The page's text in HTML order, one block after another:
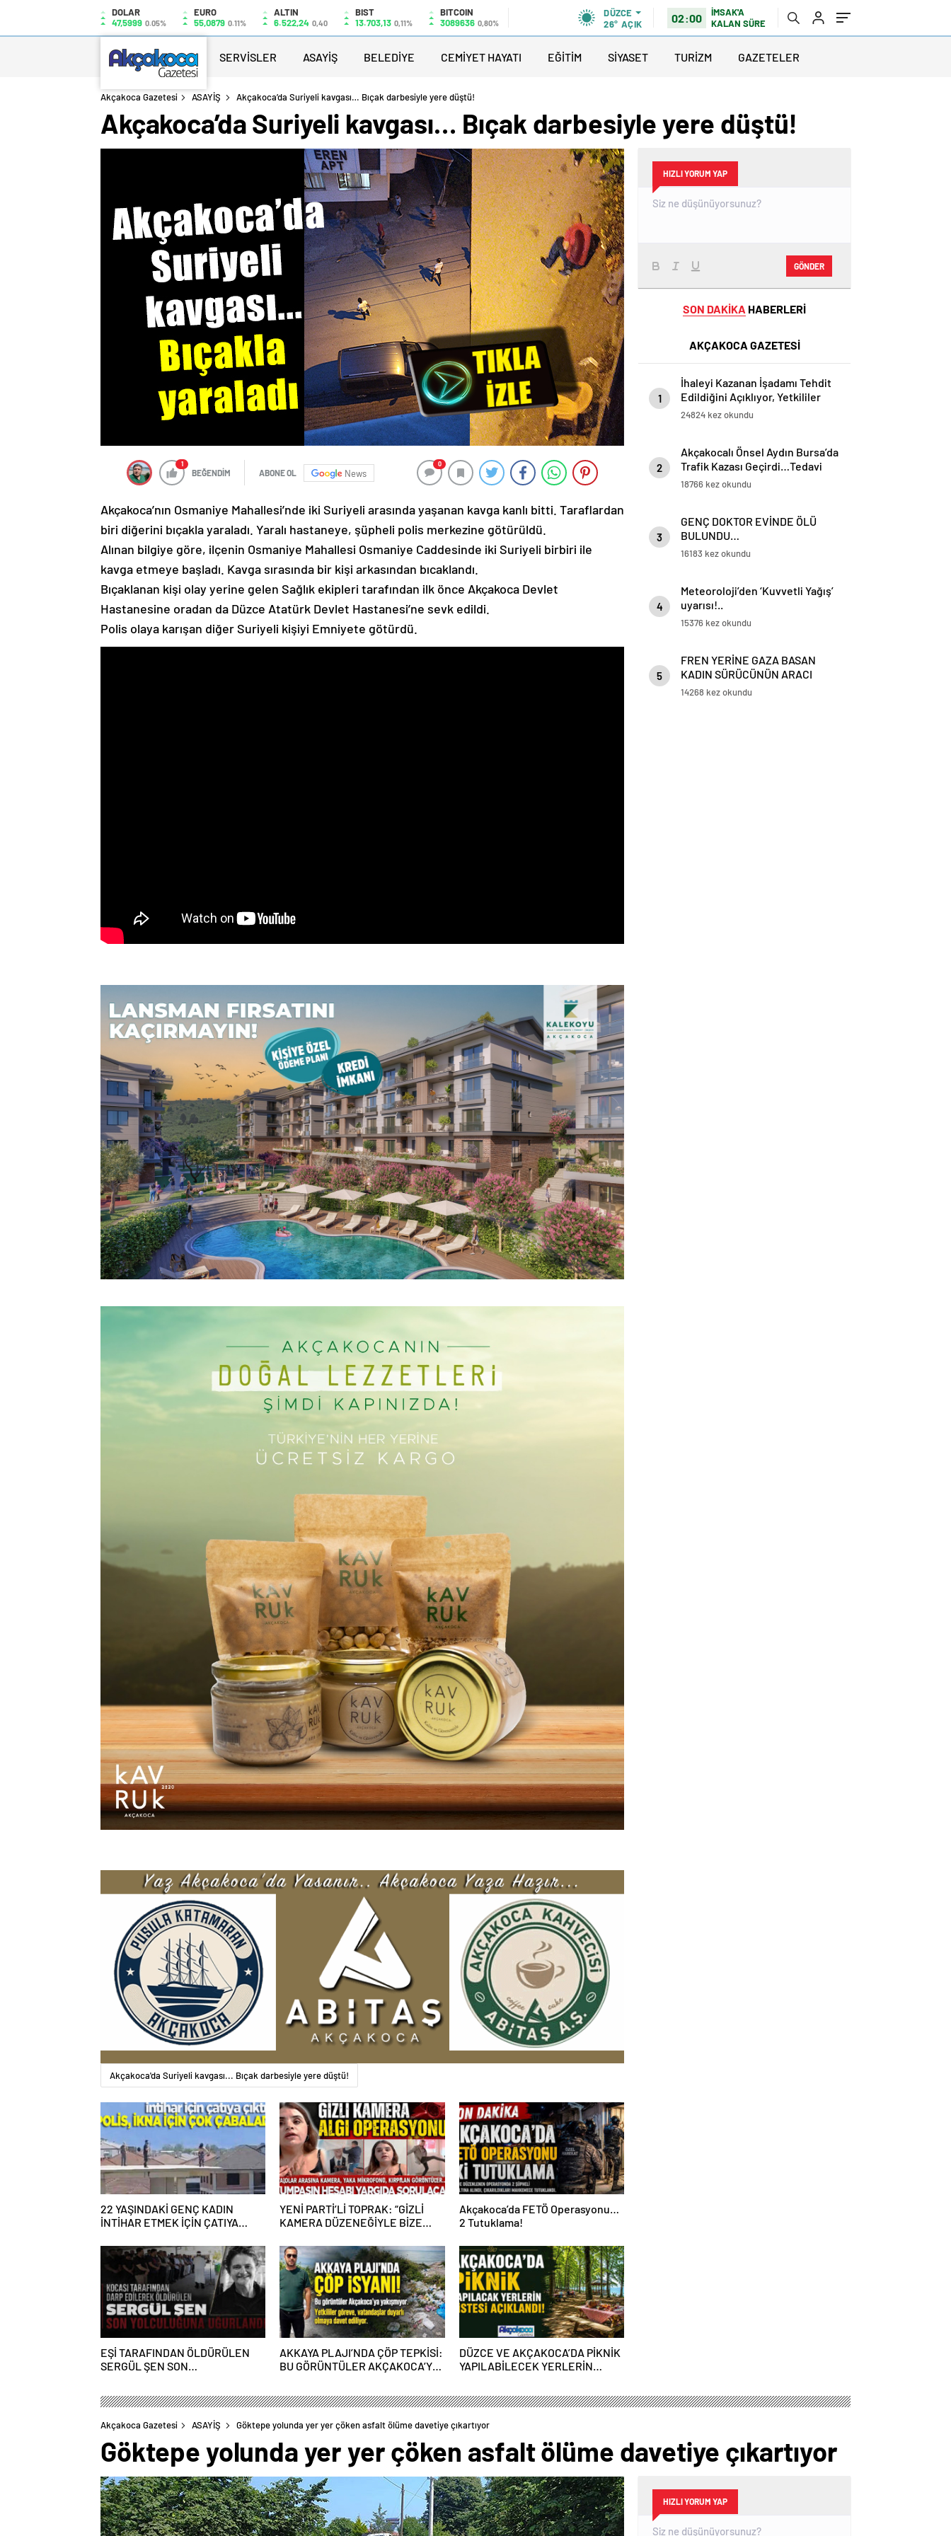
DOLAR
47,5999 0.05%
EURO
55,0879 0.11%
ALTIN
6.522,24 0,40
BIST
13.703,13 0,11%
BITCOIN
3089636 0,80%
DÜZCE
26° AÇIK 02:00
İMSAK'A
KALAN SÜRE
SERVİSLER ASAYİŞ BELEDİYE CEMİYET HAYATI EĞİTİM SİYASET TURİZM GAZETELER
Akçakoca Gazetesi ASAYİŞ Akçakoca’da Suriyeli kavgası… Bıçak darbesiyle yere düştü!
Akçakoca’da Suriyeli kavgası… Bıçak darbesiyle yere düştü!
1
BEĞENDİM ABONE OL News
0
Akçakoca’nın Osmaniye Mahallesi’nde iki Suriyeli arasında yaşanan kavga kanlı bitti. Taraflardan
biri diğerini bıçakla yaraladı. Yaralı hastaneye, şüpheli polis merkezine götürüldü.
Alınan bilgiye göre, ilçenin Osmaniye Mahallesi Osmaniye Caddesinde iki Suriyeli birbiri ile
kavga etmeye başladı. Kavga sırasında bir kişi arkasından bıcaklandı.
Bıçaklanan kişi olay yerine gelen Sağlık ekipleri tarafından ilk önce Akçakoca Devlet
Hastanesine oradan da Düzce Atatürk Devlet Hastanesi’ne sevk edildi.
Polis olaya karışan diğer Suriyeli kişiyi Emniyete götürdü.
Akçakoca'da Suriyeli kavgası... Bıçak darbesiyle yere düştü!
22 YAŞINDAKİ GENÇ KADIN
İNTİHAR ETMEK İÇİN ÇATIYA
YENİ PARTİ’Lİ TOPRAK: “GİZLİ
KAMERA DÜZENEĞİYLE BİZE
Akçakoca’da FETÖ Operasyonu…
2 Tutuklama!
EŞİ TARAFINDAN ÖLDÜRÜLEN
SERGÜL ŞEN SON
AKKAYA PLAJI’NDA ÇÖP TEPKİSİ:
BU GÖRÜNTÜLER AKÇAKOCA’YA
DÜZCE VE AKÇAKOCA’DA PİKNİK
YAPILABİLECEK YERLERİN
HIZLI YORUM YAP
GÖNDER
SON DAKİKA HABERLERİ
AKÇAKOCA GAZETESİ
1
İhaleyi Kazanan İşadamı Tehdit
Edildiğini Açıklıyor, Yetkililer
Suskun!
24824 kez okundu
2
Akçakocalı Önsel Aydın Bursa’da
Trafik Kazası Geçirdi…Tedavi
Altına Alınan Gencin Hayati
18766 kez okundu
3
GENÇ DOKTOR EVİNDE ÖLÜ
BULUNDU…
16183 kez okundu
4
Meteoroloji’den ‘Kuvvetli Yağış’
uyarısı!..
15376 kez okundu
5
FREN YERİNE GAZA BASAN
KADIN SÜRÜCÜNÜN ARACI
KORKULUKLARDA ASILI KALDI
14268 kez okundu
Akçakoca Gazetesi ASAYİŞ Göktepe yolunda yer yer çöken asfalt ölüme davetiye çıkartıyor
Göktepe yolunda yer yer çöken asfalt ölüme davetiye çıkartıyor
HIZLI YORUM YAP